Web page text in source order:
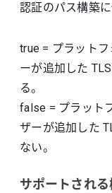
認証のパス構築
true = プラット
ーが追加した
る。
false = プラット
ザーが追加した
ない。
サポートされ